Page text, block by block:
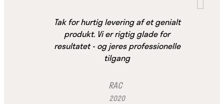
Tak for hurtig levering af et genialt
produkt. Vi er rigtig glade for
resultatet - og jeres professionelle
tilgang
RAC
2020